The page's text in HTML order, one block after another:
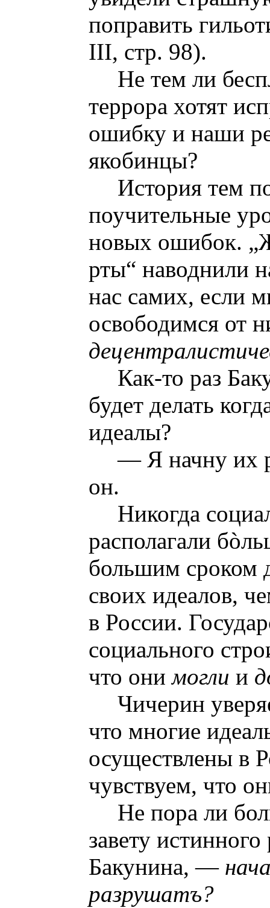
поправить
III, стр. 98).
Не тем ли
террора хотят
ошибку и наши
якобинцы?
История тем
поучительные
новых ошибок.
рты“ наводнили
нас самих, если
освободимся от
Как-то раз
будет делать
идеалы?
— Я начну их
он.
Никогда
располагали
большим сроком
своих идеалов,
в России.
социального
что онимогли и
Чичерин
что многие
осуществлены в
чувствуем, что
Не пора ли
завету
Бакунина, —
разрушатъ?